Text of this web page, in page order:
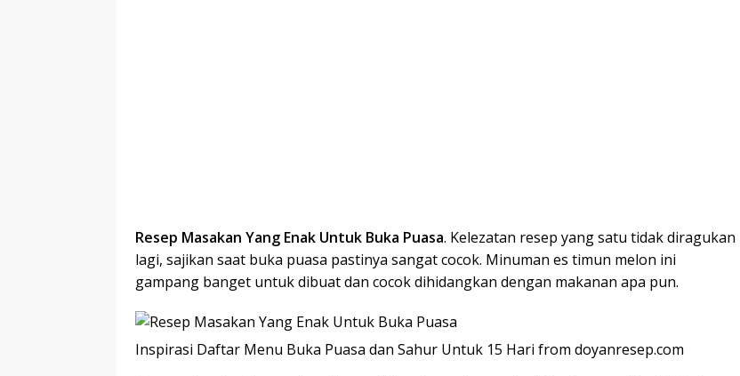
Resep Masakan Yang Enak Untuk Buka Puasa. Kelezatan resep yang satu tidak diragukan
lagi, sajikan saat buka puasa pastinya sangat cocok. Minuman es timun melon ini
gampang banget untuk dibuat dan cocok dihidangkan dengan makanan apa pun.
Inspirasi Daftar Menu Buka Puasa dan Sahur Untuk 15 Hari from doyanresep.com